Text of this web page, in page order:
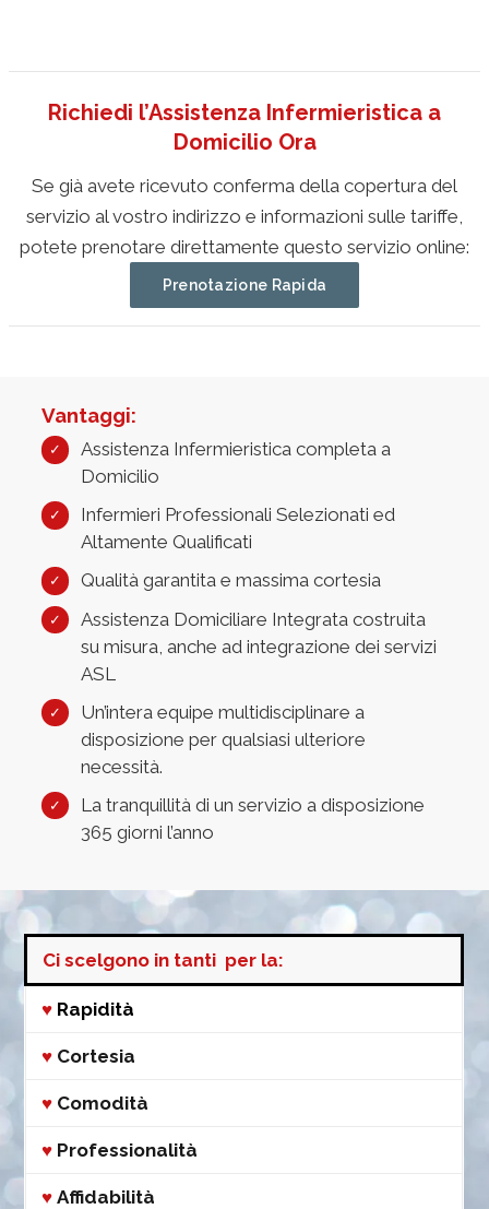
Richiedi l’Assistenza Infermieristica a
Domicilio Ora
Se già avete ricevuto conferma della copertura del
servizio al vostro indirizzo e informazioni sulle tariffe,
potete prenotare direttamente questo servizio online:
Prenotazione Rapida
Vantaggi:
Assistenza Infermieristica completa a
Domicilio
Infermieri Professionali Selezionati ed
Altamente Qualificati
Qualità garantita e massima cortesia
Assistenza Domiciliare Integrata costruita
su misura, anche ad integrazione dei servizi
ASL
Un’intera equipe multidisciplinare a
disposizione per qualsiasi ulteriore
necessità.
La tranquillità di un servizio a disposizione
365 giorni l’anno
Ci scelgono in tanti per la:
♥ Rapidità
♥ Cortesia
♥ Comodità
♥ Professionalità
♥Affidabilità